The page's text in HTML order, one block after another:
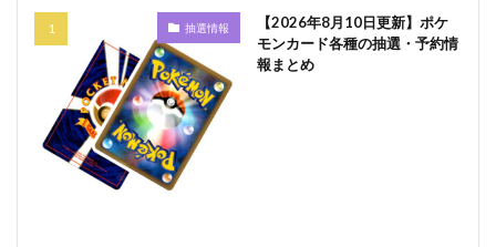
抽選情報
【2026年8月10日更新】ポケ
モンカード各種の抽選・予約情
報まとめ